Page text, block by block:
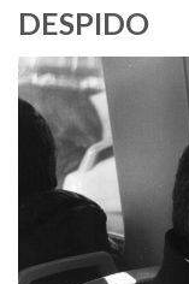
DESPIDO